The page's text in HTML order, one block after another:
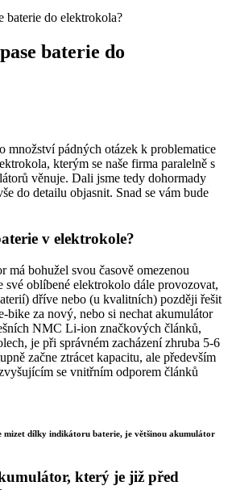
baterie do elektrokola?
baterie do
množství pádných otázek k problematice
kterým se naše firma paralelně s
věnuje. Dali jsme tedy dohormady
do detailu objasnit. Snad se vám bude
v elektrokole?
bohužel svou časově omezenou
své oblíbené elektrokolo dále provozovat,
dříve nebo (u kvalitních) později řešit
bike za nový, nebo si nechat akumulátor
NMC Li-ion značkových článků,
je při správném zacházení zhruba 5-6
začne ztrácet kapacitu, ale především
se vnitřním odporem článků
mizet dílky indikátoru baterie, je většinou akumulátor
který je již před